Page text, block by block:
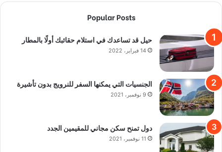
Popular Posts
حيل قد تساعدك في استلام حقائبك أولًا بالمطار
14 فبراير، 2022
الجنسيات التي يمكنها السفر للنرويج بدون تأشيرة
9 نوفمبر، 2021
دول تمنح سكن مجاني للمقيمين الجدد
11 نوفمبر، 2021